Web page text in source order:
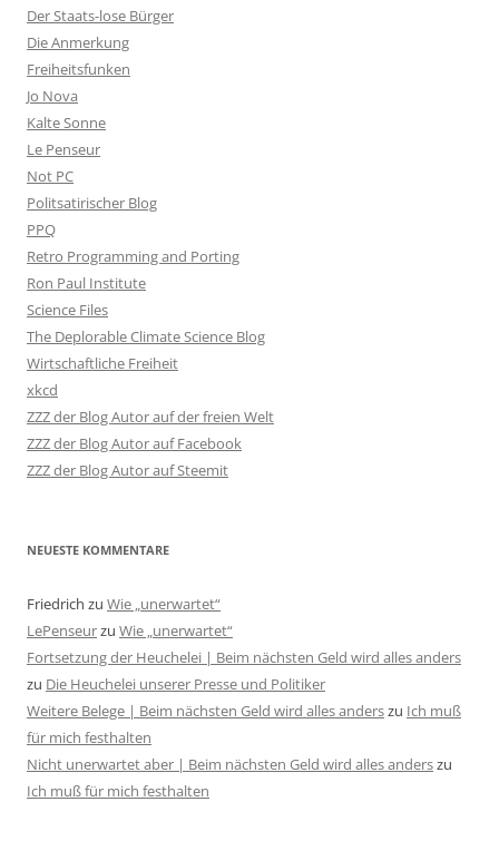
Der Staats-lose Bürger
Die Anmerkung
Freiheitsfunken
Jo Nova
Kalte Sonne
Le Penseur
Not PC
Politsatirischer Blog
PPQ
Retro Programming and Porting
Ron Paul Institute
Science Files
The Deplorable Climate Science Blog
Wirtschaftliche Freiheit
xkcd
ZZZ der Blog Autor auf der freien Welt
ZZZ der Blog Autor auf Facebook
ZZZ der Blog Autor auf Steemit
NEUESTE KOMMENTARE
Friedrich zu Wie „unerwartet“
LePenseurzu Wie „unerwartet“
Fortsetzung der Heuchelei | Beim nächsten Geld wird alles anders
zu Die Heuchelei unserer Presse und Politiker
Weitere Belege | Beim nächsten Geld wird alles anderszu Ich muß
für mich festhalten
Nicht unerwartet aber | Beim nächsten Geld wird alles anderszu
Ich muß für mich festhalten